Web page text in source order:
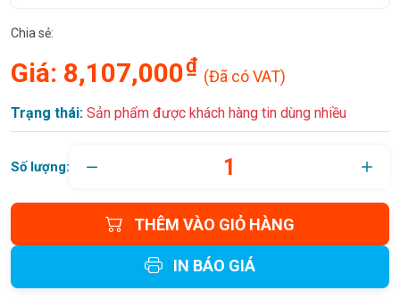
Chia sẻ:
Giá: 8,107,000₫ (Đã có VAT)
Trạng thái: Sản phẩm được khách hàng tin dùng nhiều
Số lượng:
THÊM VÀO GIỎ HÀNG
IN BÁO GIÁ